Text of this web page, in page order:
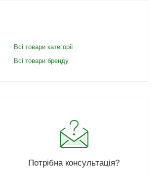
Всі товари категорії
Всі товари бренду
Потрібна консультація?